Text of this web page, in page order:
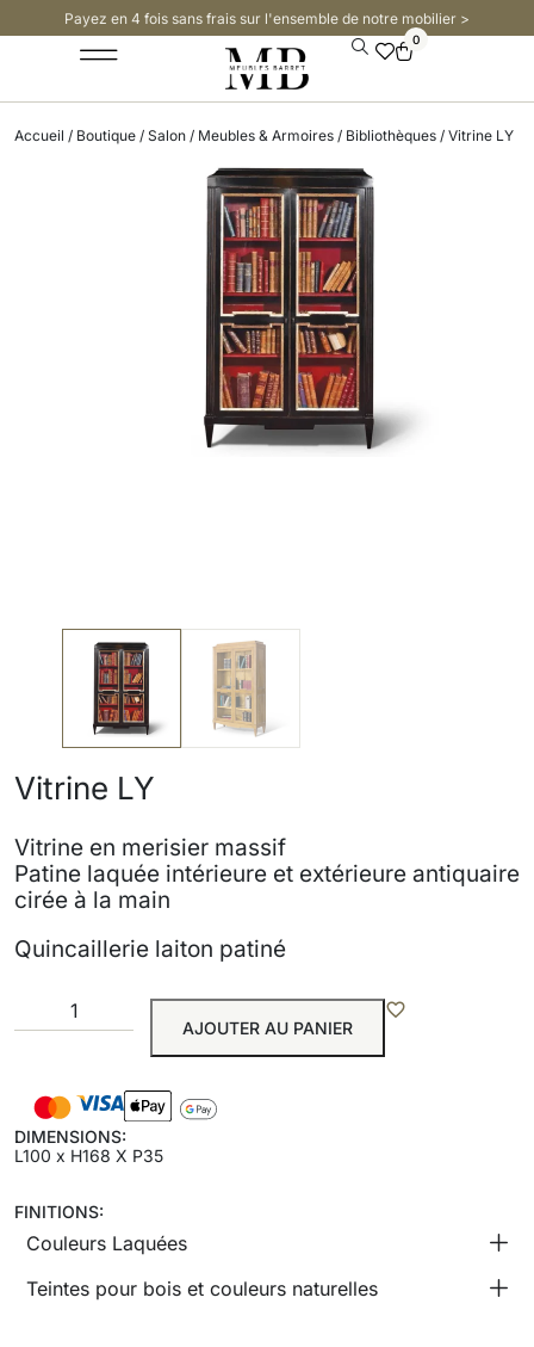
Payez en 4 fois sans frais sur l'ensemble de notre mobilier >​
0
Accueil / Boutique / Salon / Meubles & Armoires / Bibliothèques / Vitrine LY
Vitrine LY
Vitrine en merisier massif
Patine laquée intérieure et extérieure antiquaire
cirée à la main
Quincaillerie laiton patiné
AJOUTER AU PANIER
DIMENSIONS:
L100 x H168 X P35
FINITIONS:
Couleurs Laquées
Teintes pour bois et couleurs naturelles